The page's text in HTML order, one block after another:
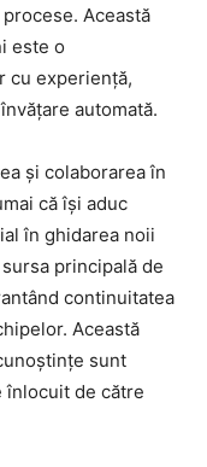
Această
este o
cu experiență,
automată.
și colaborarea în
că își aduc
în ghidarea noii
principală de
continuitatea
Această
sunt
înlocuit de către